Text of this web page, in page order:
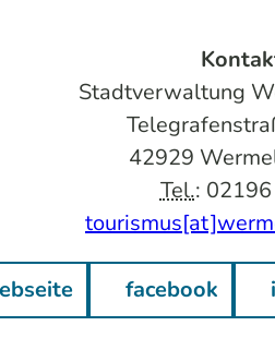
Stadtverwaltung
42929
Tel.:
facebook